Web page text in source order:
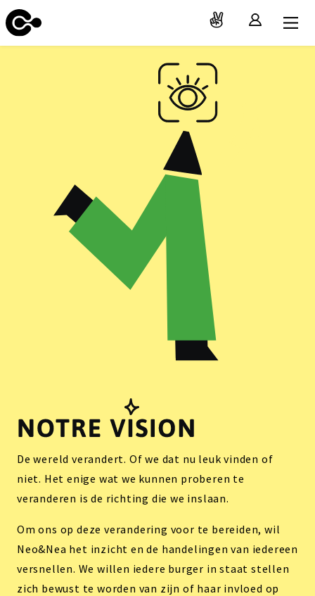
De wereld verandert. Of we dat nu leuk vinden of
niet. Het enige wat we kunnen proberen te
veranderen is de richting die we inslaan.
Om ons op deze verandering voor te bereiden, wil
Neo&Nea het inzicht en de handelingen van iedereen
versnellen. We willen iedere burger in staat stellen
zich bewust te worden van zijn of haar invloed op